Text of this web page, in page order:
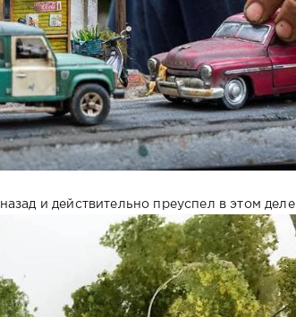
и действительно преуспел в этом деле